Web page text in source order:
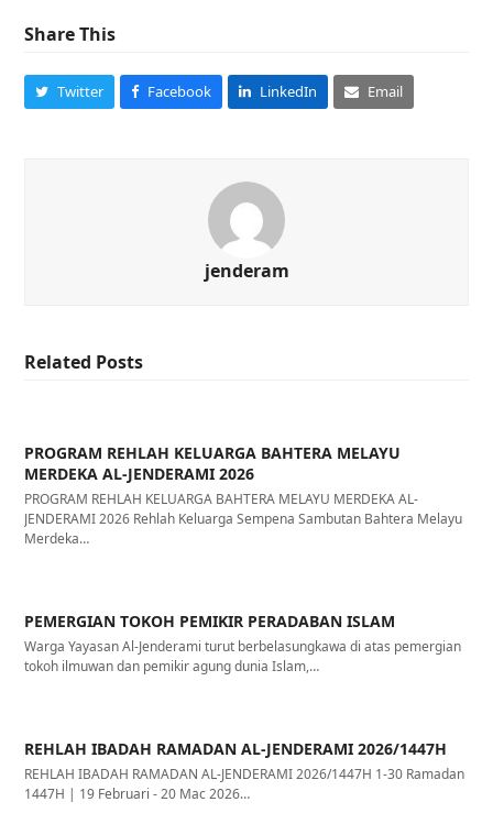
Share This
Twitter Facebook LinkedIn Email
jenderam
Related Posts
PROGRAM REHLAH KELUARGA BAHTERA MELAYU
MERDEKA AL-JENDERAMI 2026
PROGRAM REHLAH KELUARGA BAHTERA MELAYU MERDEKA AL-
JENDERAMI 2026 Rehlah Keluarga Sempena Sambutan Bahtera Melayu
Merdeka…
PEMERGIAN TOKOH PEMIKIR PERADABAN ISLAM
Warga Yayasan Al-Jenderami turut berbelasungkawa di atas pemergian
tokoh ilmuwan dan pemikir agung dunia Islam,…
REHLAH IBADAH RAMADAN AL-JENDERAMI 2026/1447H
REHLAH IBADAH RAMADAN AL-JENDERAMI 2026/1447H 1-30 Ramadan
1447H | 19 Februari - 20 Mac 2026…